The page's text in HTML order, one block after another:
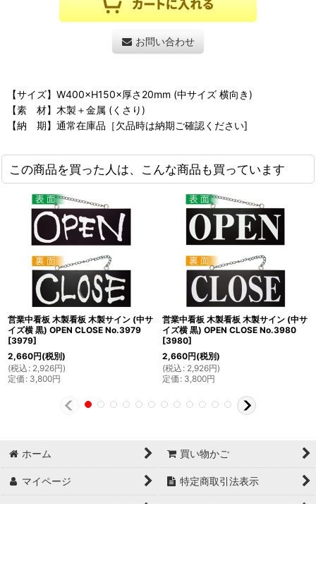
お問い合わせ
【サイズ】W400×H150×厚さ20mm (中サイズ 横向き)
【素 材】木製＋金属 (くさり)
【納 期】通常在庫品［欠品時は納期ご確認ください]
この商品を買った人は、こんな商品も買っています
営業中看板 木製看板 木製サイン (中サ
イズ横 黒) OPEN CLOSE No.3979
[3979]
2,660円(税別)
(税込 : 2,926円)
定価 : 3,800円
営業中看板 木製看板 木製サイン (中サ
イズ横 黒) OPEN CLOSE No.3980
[3980]
2,660円(税別)
(税込 : 2,926円)
定価 : 3,800円
ホーム 買い物かご
マイページ 特定商取引法表示